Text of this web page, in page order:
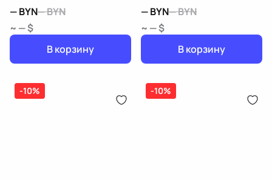
—BYN—BYN
~ — $
В корзину
—BYN—BYN
~ — $
В корзину
-10% -10%